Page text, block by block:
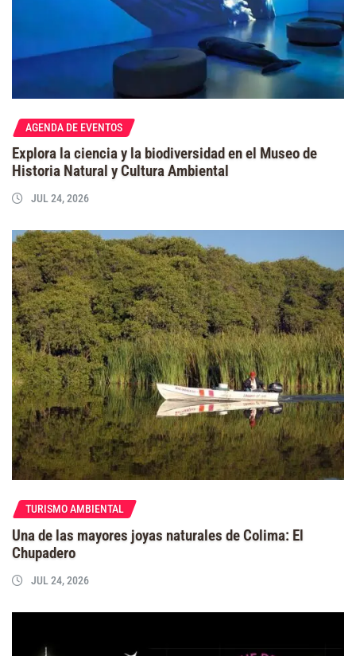
AGENDA DE EVENTOS
Explora la ciencia y la biodiversidad en el Museo de
Historia Natural y Cultura Ambiental
JUL 24, 2026
TURISMO AMBIENTAL
Una de las mayores joyas naturales de Colima: El
Chupadero
JUL 24, 2026